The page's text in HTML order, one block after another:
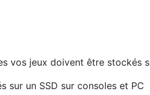
vos jeux doivent être stockés
sur un SSD sur consoles et PC